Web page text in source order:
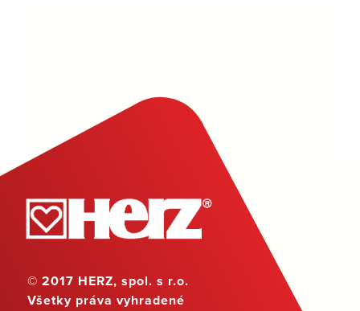
© 2017 HERZ, spol. s r.o.
Všetky práva vyhradené